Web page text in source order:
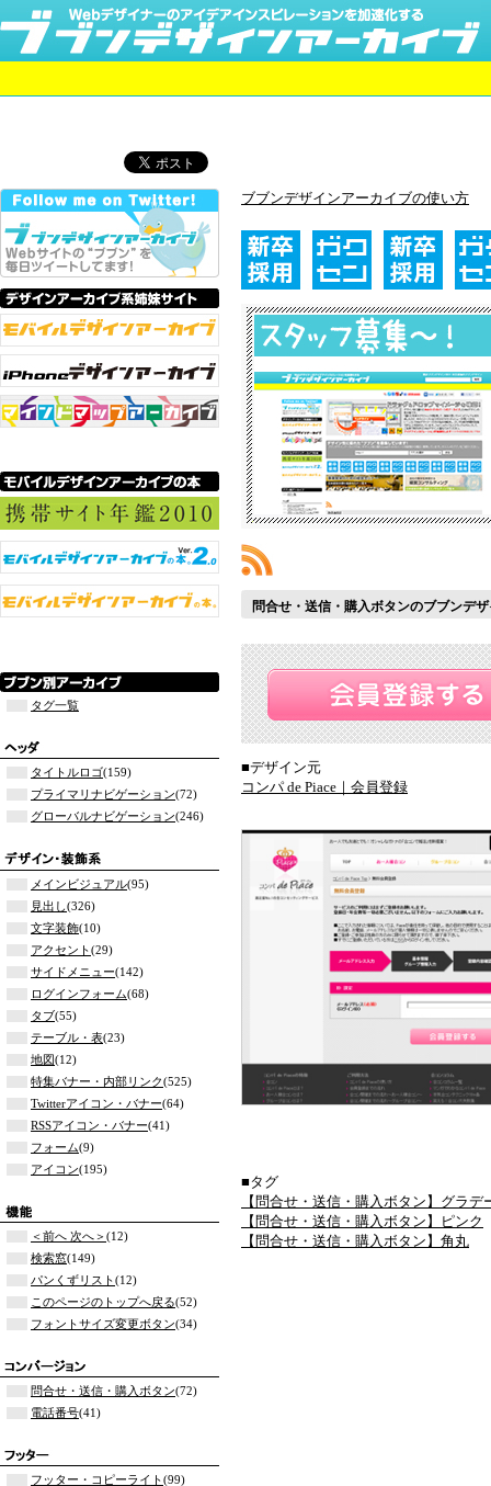
タグ一覧
タイトルロゴ(159)
プライマリナビゲーション(72)
グローバルナビゲーション(246)
メインビジュアル(95)
見出し(326)
文字装飾(10)
アクセント(29)
サイドメニュー(142)
ログインフォーム(68)
タブ(55)
テーブル・表(23)
地図(12)
特集バナー・内部リンク(525)
Twitterアイコン・バナー(64)
RSSアイコン・バナー(41)
フォーム(9)
アイコン(195)
＜前へ 次へ＞ (12)
検索窓(149)
パンくずリスト(12)
このページのトップへ戻る(52)
フォントサイズ変更ボタン(34)
問合せ・送信・購入ボタン(72)
電話番号(41)
フッター・コピーライト(99)
ブブンデザインアーカイブの使い方
問合せ・送信・購入ボタンのブブンデ
■デザイン元
コンパ de Piace｜会員登録
■タグ
【問合せ・送信・購入ボタン】グラデ
【問合せ・送信・購入ボタン】ピンク
【問合せ・送信・購入ボタン】角丸